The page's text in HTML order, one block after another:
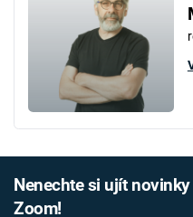
Nenechte si ujít
Zoom!